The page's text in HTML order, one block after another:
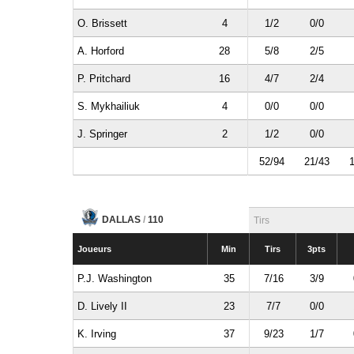
O. Brissett 4 1/2 0/0
A. Horford 28 5/8 2/5
P. Pritchard 16 4/7 2/4
S. Mykhailiuk 4 0/0 0/0
J. Springer 2 1/2 0/0
52/94 21/43
DALLAS / 110 Tirs
Joueurs Min Tirs 3pts
P.J. Washington 35 7/16 3/9
D. Lively II 23 7/7 0/0
K. Irving 37 9/23 1/7